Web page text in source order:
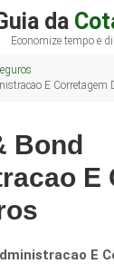
da
Economize tempo e
E Corretagem
Bond
E
E